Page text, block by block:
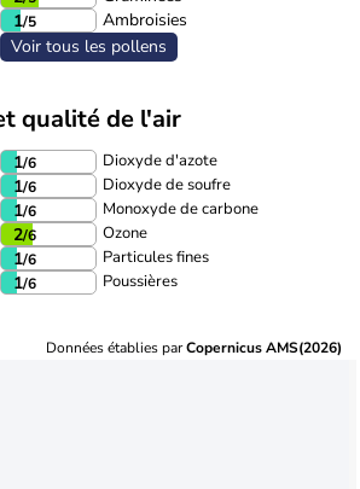
1/5
Ambroisies
Voir tous les pollens
qualité de l'air
1/6 Dioxyde d'azote
1/6 Dioxyde de soufre
1/6 Monoxyde de carbone
2/6 Ozone
1/6 Particules fines
1/6 Poussières
Données établies parCopernicus AMS(2026)